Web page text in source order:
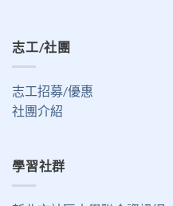
志工/社團
志工招募/優惠
社團介紹
學習社群